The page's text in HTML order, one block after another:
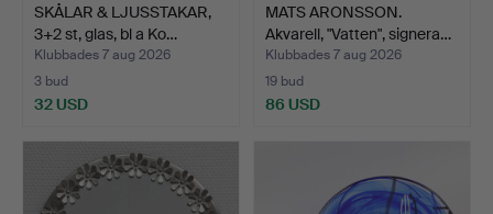
SKÅLAR & LJUSSTAKAR,
3+2 st, glas, bl a Ko…
Klubbades 7 aug 2026
3 bud
32 USD
MATS ARONSSON.
Akvarell, "Vatten", signera…
Klubbades 7 aug 2026
19 bud
86 USD